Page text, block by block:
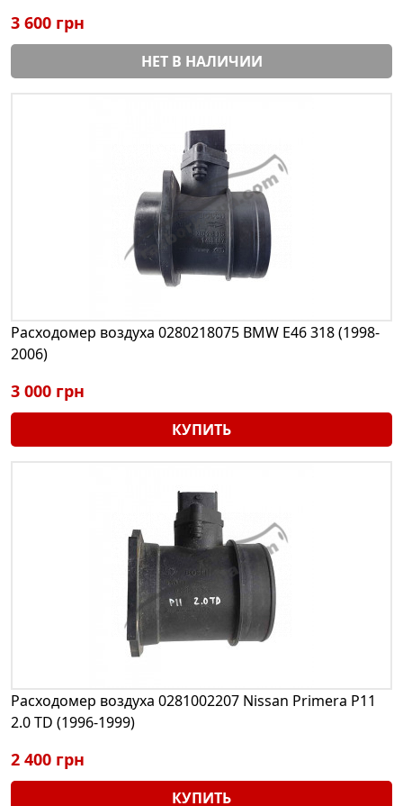
3 600 грн
НЕТ В НАЛИЧИИ
Расходомер воздуха 0280218075 BMW E46 318 (1998-
2006)
3 000 грн
КУПИТЬ
Расходомер воздуха 0281002207 Nissan Primera P11
2.0 TD (1996-1999)
2 400 грн
КУПИТЬ